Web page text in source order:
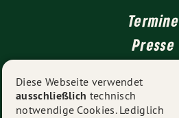
Termine
Presse
Impressum
Diese Webseite verwendet
ausschließlich technisch
notwendige Cookies. Lediglich